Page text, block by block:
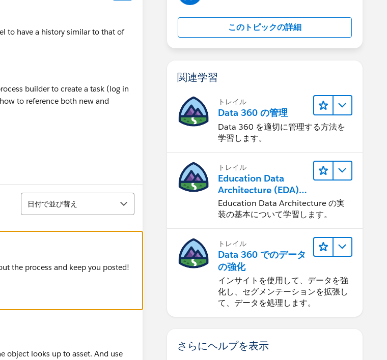
to have a history similar to that of
builder to create a task (log in
to reference both new and
並び替え
日付で並び替え
the process and keep you posted!
object looks up to asset. And use
このトピックの詳細
関連学習
トレイル
Data 360 の管理
Data 360 を適切に管理する方法を
学習します。
トレイル
Education Data
Architecture (EDA)
の管理
Education Data Architecture の実
装の基本について学習します。
トレイル
Data 360 でのデータ
の強化
インサイトを使用して、データを強
化し、セグメンテーションを拡張し
て、データを処理します。
さらにヘルプを表示